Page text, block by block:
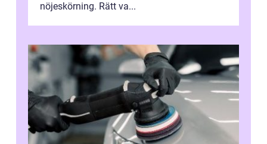
nöjeskörning. Rätt va...